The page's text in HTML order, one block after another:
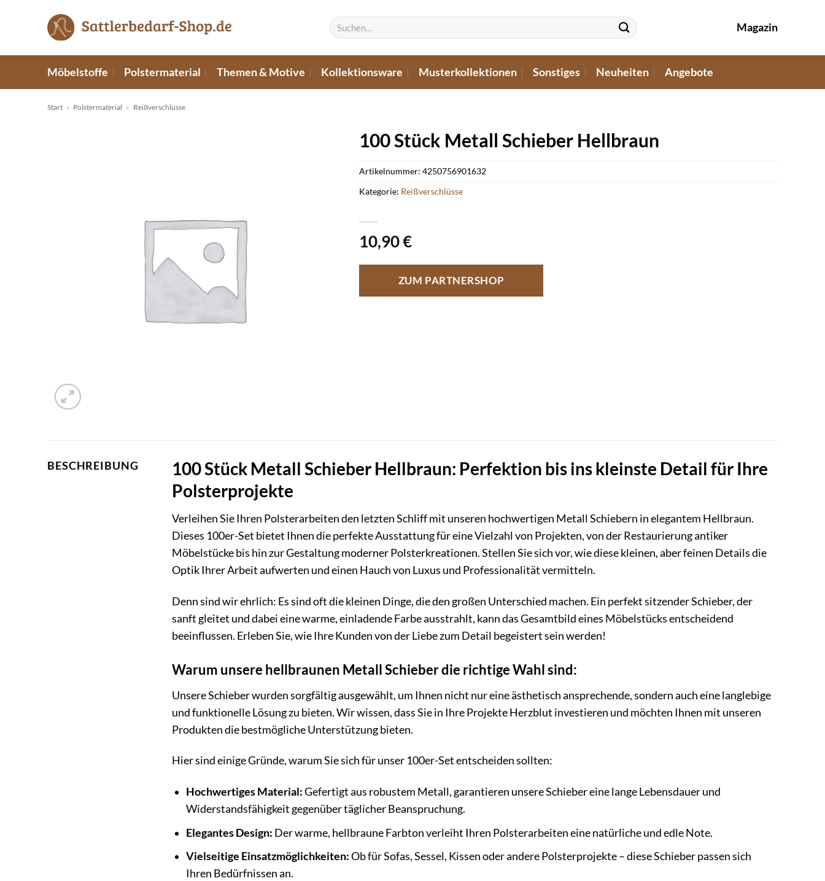
Suchen
nach:
Magazin
Möbelstoffe Polstermaterial Themen & Motive Kollektionsware Musterkollektionen Sonstiges Neuheiten Angebote
Start » Polstermaterial » Reißverschlüsse
100 Stück Metall Schieber Hellbraun
10,90€
ZUM PARTNERSHOP
Artikelnummer:4250756901632
Kategorie: Reißverschlüsse
BESCHREIBUNG
100 Stück Metall Schieber Hellbraun: Perfektion bis ins kleinste Detail für Ihre
Polsterprojekte
Verleihen Sie Ihren Polsterarbeiten den letzten Schliff mit unseren hochwertigen Metall Schiebern in elegantem Hellbraun.
Dieses 100er-Set bietet Ihnen die perfekte Ausstattung für eine Vielzahl von Projekten, von der Restaurierung antiker
Möbelstücke bis hin zur Gestaltung moderner Polsterkreationen. Stellen Sie sich vor, wie diese kleinen, aber feinen Details die
Optik Ihrer Arbeit aufwerten und einen Hauch von Luxus und Professionalität vermitteln.
Denn sind wir ehrlich: Es sind oft die kleinen Dinge, die den großen Unterschied machen. Ein perfekt sitzender Schieber, der
sanft gleitet und dabei eine warme, einladende Farbe ausstrahlt, kann das Gesamtbild eines Möbelstücks entscheidend
beeinflussen. Erleben Sie, wie Ihre Kunden von der Liebe zum Detail begeistert sein werden!
Warum unsere hellbraunen Metall Schieber die richtige Wahl sind:
Unsere Schieber wurden sorgfältig ausgewählt, um Ihnen nicht nur eine ästhetisch ansprechende, sondern auch eine langlebige
und funktionelle Lösung zu bieten. Wir wissen, dass Sie in Ihre Projekte Herzblut investieren und möchten Ihnen mit unseren
Produkten die bestmögliche Unterstützung bieten.
Hier sind einige Gründe, warum Sie sich für unser 100er-Set entscheiden sollten:
Hochwertiges Material:Gefertigt aus robustem Metall, garantieren unsere Schieber eine lange Lebensdauer und
Widerstandsfähigkeit gegenüber täglicher Beanspruchung.
Elegantes Design: Der warme, hellbraune Farbton verleiht Ihren Polsterarbeiten eine natürliche und edle Note.
Vielseitige Einsatzmöglichkeiten:Ob für Sofas, Sessel, Kissen oder andere Polsterprojekte – diese Schieber passen sich
Ihren Bedürfnissen an.